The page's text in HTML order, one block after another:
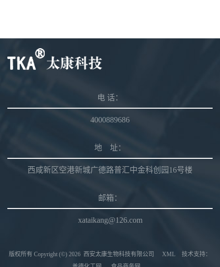
电 话：
4000889686
地 址：
西咸新区空港新城广德路普汇中金科创园16号楼
邮箱：
xataikang@126.com
版权所有 Copyright (©) 2026 西安太康生物科技有限公司 XML
技术支持：